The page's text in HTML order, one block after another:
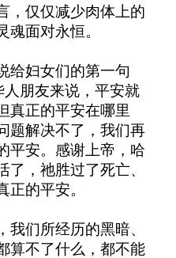
，仅仅减少肉体上的
魂面对永恒。
给妇女们的第一句
人朋友来说，平安就
真正的平安在哪里
题解决不了，我们再
平安。感谢上帝，哈
了，祂胜过了死亡、
正的平安。
我们所经历的黑暗、
算不了什么，都不能